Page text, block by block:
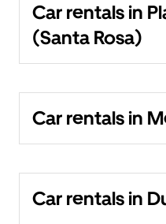
Car rentals in
(Santa Rosa)
Car rentals in
Car rentals in